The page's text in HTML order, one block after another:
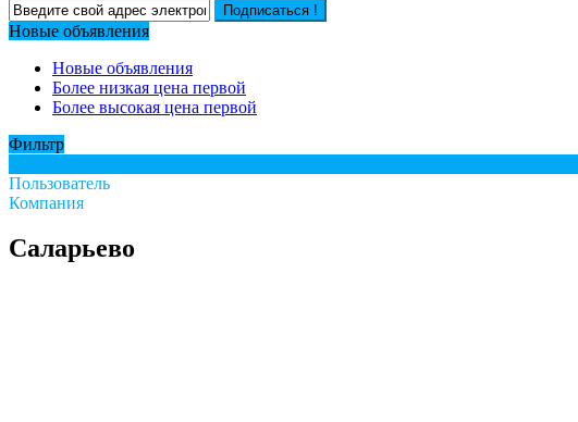
Подписаться !
Новые объявления
Новые объявления
Более низкая цена первой
Более высокая цена первой
Фильтр
Пользователь
Компания
Саларьево